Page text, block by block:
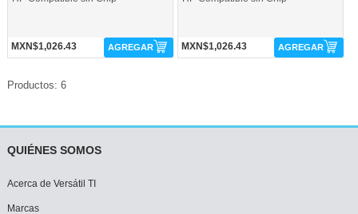
MXN$1,026.43 AGREGAR MXN$1,026.43 AGREGAR
Productos: 6
QUIÉNES SOMOS
Acerca de Versátil TI
Marcas